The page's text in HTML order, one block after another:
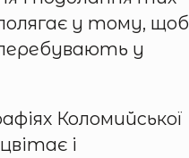
у тому, щоб
перебувають у
Коломийської
і